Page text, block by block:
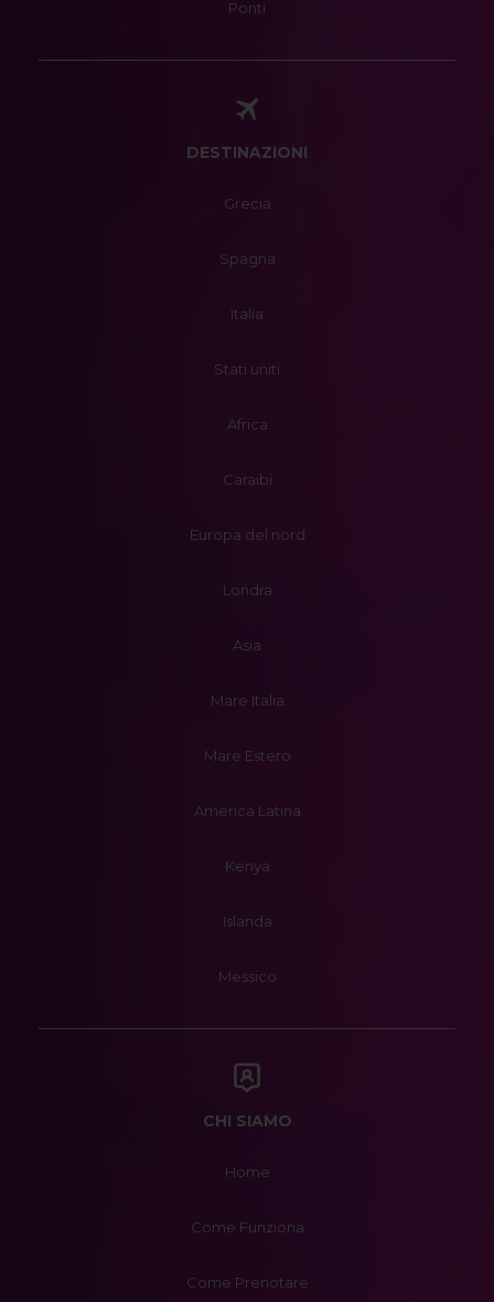
Ponti
DESTINAZIONI
Grecia
Spagna
Italia
Stati uniti
Africa
Caraibi
Europa del nord
Londra
Asia
Mare Italia
Mare Estero
America Latina
Kenya
Islanda
Messico
CHI SIAMO
Home
Come Funziona
Come Prenotare